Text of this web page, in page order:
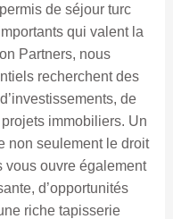
de séjour turc
qui valent la
Partners, nous
recherchent des
de
immobiliers. Un
non seulement le droit
vous ouvre également
d’opportunités
riche tapisserie